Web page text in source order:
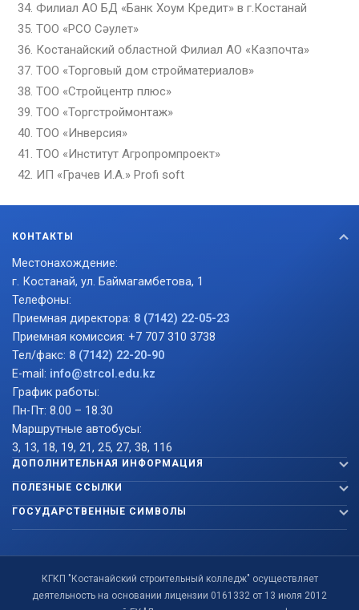
Филиал АО БД «Банк Хоум Кредит» в г.Костанай
ТОО «РСО Сәулет»
Костанайский областной Филиал АО «Казпочта»
ТОО «Торговый дом стройматериалов»
ТОО «Стройцентр плюс»
ТОО «Торгстроймонтаж»
ТОО «Инверсия»
ТОО «Институт Агропромпроект»
ИП «Грачев И.А.» Profi soft
КОНТАКТЫ
Местонахождение:
г. Костанай, ул. Баймагамбетова, 1
Телефоны:
Приемная директора: 8 (7142) 22-05-23
Приемная комиссия: +7 707 310 3738
Тел/факс: 8 (7142) 22-20-90
E-mail: info@strcol.edu.kz
График работы:
Пн-Пт: 8.00 – 18.30
Маршрутные автобусы:
3, 13, 18, 19, 21, 25, 27, 38, 116
ДОПОЛНИТЕЛЬНАЯ ИНФОРМАЦИЯ
ПОЛЕЗНЫЕ ССЫЛКИ
ГОСУДАРСТВЕННЫЕ СИМВОЛЫ
КГКП "Костанайский строительный колледж" осуществляет
деятельность на основании лицензии 0161332 от 13 июля 2012